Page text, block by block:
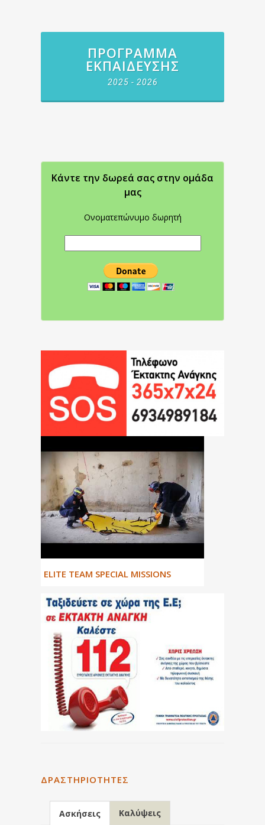
ΠΡΌΓΡΑΜΜΑ
ΕΚΠΑΊΔΕΥΣΗΣ
2025 - 2026
Κάντε την δωρεά σας στην oμάδα
μας
Ονοματεπώνυμο δωρητή
ΕLITE TEAM SPECIAL MISSIONS
ΔΡΑΣΤΗΡΙΌΤΗΤΕΣ
Ασκήσεις Καλύψεις